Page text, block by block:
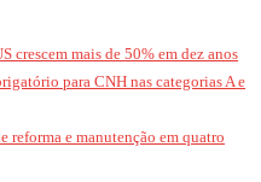
crescem mais de 50% em dez anos
para CNH nas categorias A e
reforma e manutenção em quatro